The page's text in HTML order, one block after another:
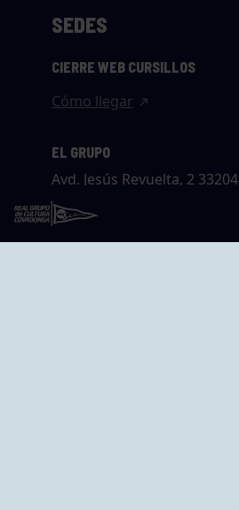
SEDES
CIERRE WEB CURSILLOS
Cómo llegar
EL GRUPO
Avd. Jesús Revuelta, 2 33204
Gijón - Asturias
Cómo llegar